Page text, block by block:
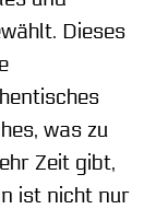
Dieses
was zu
Zeit gibt,
ist nicht nur